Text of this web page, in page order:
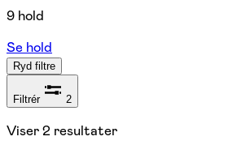
9 hold
Se hold
Ryd filtre
Filtrér 2
Viser2 resultater